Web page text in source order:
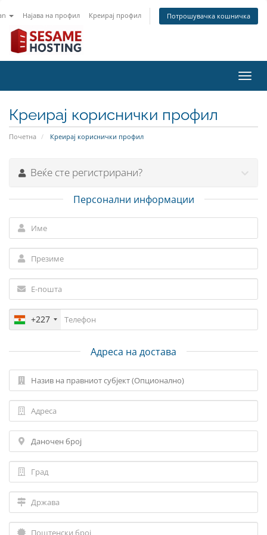
Најава на профил Креирај профил Потрошувачка кошничка
ја
Креирај кориснички профил
Почетна Креирај кориснички профил
Веќе сте регистрирани?
Персонални информации
+227
Адреса на достава